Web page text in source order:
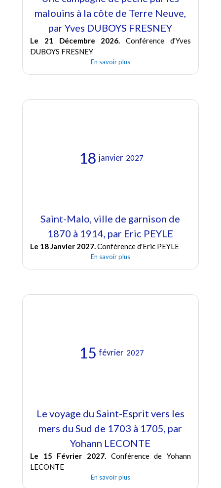
malouins à la côte de Terre Neuve,
par Yves DUBOYS FRESNEY
Le 21 Décembre 2026. Conférence d'Yves
DUBOYS FRESNEY
En savoir plus
18 janvier 2027
Saint-Malo, ville de garnison de
1870 à 1914, par Eric PEYLE
Le 18 Janvier 2027.Conférence d'Eric PEYLE
En savoir plus
15 février 2027
Le voyage du Saint-Esprit vers les
mers du Sud de 1703 à 1705, par
Yohann LECONTE
Le 15 Février 2027. Conférence de Yohann
LECONTE
En savoir plus